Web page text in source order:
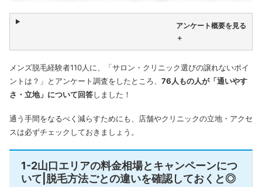
アンケート概要を見る
＋
メンズ脱毛経験者110人に、「サロン・クリニック選びの譲れないポイ
ントは？」とアンケート調査をしたところ、 76人もの人が「通いやす
さ・立地」について回答しました！
通う手間をなるべく減らすためにも、店舗やクリニックの立地・アクセ
スは必ずチェックしておきましょう。
1-2山口エリアの料金相場とキャンペーンにつ
いて|脱毛方法ごとの違いを確認しておくと◎